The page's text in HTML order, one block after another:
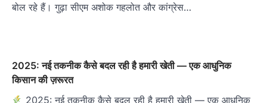
बोल रहे हैं। गुढ़ा सीएम अशोक गहलोत और कांग्रेस…
2025: नई तकनीक कैसे बदल रही है हमारी खेती — एक आधुनिक
किसान की ज़रूरत
2025: नई तकनीक कैसे बदल रही है हमारी खेती — एक आधुनिक